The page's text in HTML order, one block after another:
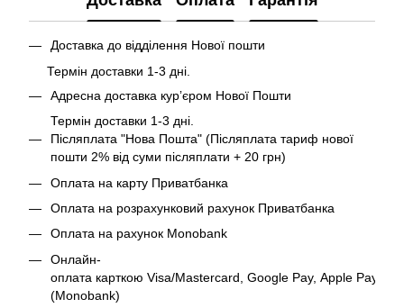
Доставка до відділення Нової пошти
Термін доставки 1-3 дні.
Адресна доставка курʼєром Нової Пошти
Термін доставки 1-3 дні.
Післяплата "Нова Пошта" (Післяплата тариф нової
пошти 2% від суми післяплати + 20 грн)
Оплата на карту Приватбанка
Оплата на розрахунковий рахунок Приватбанка
Оплата на рахунок Monobank
Онлайн-
оплата карткою Visa/Mastercard, Google Pay, Apple Pay
(Monobank)